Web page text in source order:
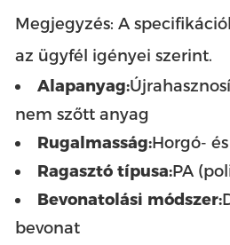
Megjegyzés: A
az ügyfél igényei szerint.
Alapanyag:
nem szőtt anyag
Rugalmasság:Horgó-
Ragasztó típusa:PA
Bevonatolási módszer:
bevonat